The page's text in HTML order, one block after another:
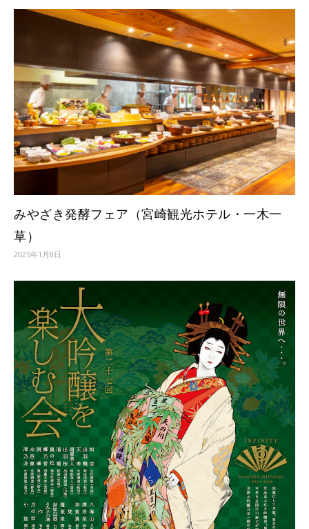
みやざき発酵フェア（宮崎観光ホテル・一木一
草）
2025年1月8日